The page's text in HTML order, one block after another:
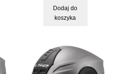
Dodaj do
koszyka